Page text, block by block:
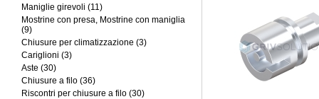
Maniglie girevoli (11)
Mostrine con presa, Mostrine con maniglia
(9)
Chiusure per climatizzazione (3)
Cariglioni (3)
Aste (30)
Chiusure a filo (36)
Riscontri per chiusure a filo (30)